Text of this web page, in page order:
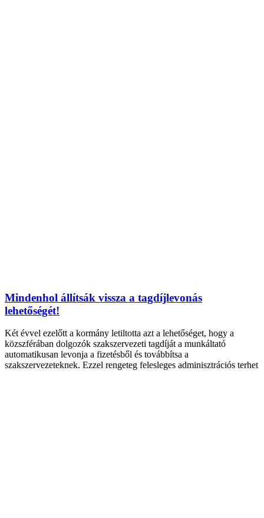
Mindenhol állítsák vissza a tagdíjlevonás
lehetőségét!
Két évvel ezelőtt a kormány letiltotta azt a lehetőséget, hogy a
közszférában dolgozók szakszervezeti tagdíját a munkáltató
automatikusan levonja a fizetésből és továbbítsa a
szakszervezeteknek. Ezzel rengeteg felesleges adminisztrációs terhet